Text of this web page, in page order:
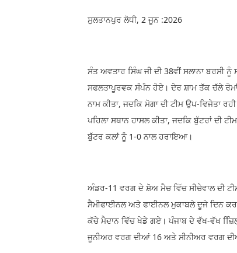
ਸੁਲਤਾਨਪੁਰ ਲੋਧੀ, 2 ਜੂਨ :2026
ਸੰਤ ਅਵਤਾਰ ਸਿੰਘ ਜੀ ਦੀ 38ਵੀਂ ਸਲਾਨਾ ਬਰਸੀ
ਸਫਲਤਾਪੂਰਵਕ ਸੰਪੰਨ ਹੋਏ। ਦੇਰ ਸ਼ਾਮ ਤੱਕ ਚੱਲੇ
ਨਾਮ ਕੀਤਾ, ਜਦਕਿ ਮੋਗਾ ਦੀ ਟੀਮ ਉਪ-ਵਿਜੇਤਾ
ਪਹਿਲਾ ਸਥਾਨ ਹਾਸਲ ਕੀਤਾ, ਜਦਕਿ ਬੁੱਟਰਾਂ ਦੀ
ਬੁੱਟਰ ਕਲਾਂ ਨੂੰ 1-0 ਨਾਲ ਹਰਾਇਆ।
ਅੰਡਰ-11 ਵਰਗ ਦੇ ਸ਼ੋਅ ਮੈਚ ਵਿੱਚ ਸੀਚੇਵਾਲ ਦੀ
ਸੈਮੀਫਾਈਨਲ ਅਤੇ ਫਾਈਨਲ ਮੁਕਾਬਲੇ ਦੂਜੇ ਦਿਨ
ਕੱਚੇ ਮੈਦਾਨ ਵਿੱਚ ਖੇਡੇ ਗਏ। ਪੰਜਾਬ ਦੇ ਵੱਖ-ਵੱਖ
ਜੂਨੀਅਰ ਵਰਗ ਦੀਆਂ 16 ਅਤੇ ਸੀਨੀਅਰ ਵਰਗ